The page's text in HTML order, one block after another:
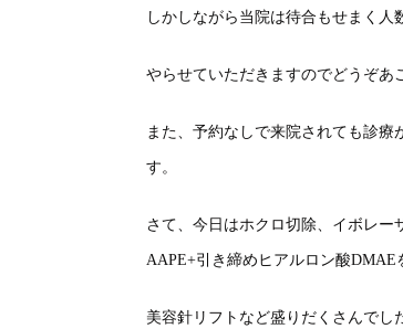
しかしながら当院は待合もせまく
やらせていただきますのでどうぞあ
また、予約なしで来院されても診
す。
さて、今日はホクロ切除、イボレー
AAPE+引き締めヒアルロン酸DMAE
美容針リフトなど盛りだくさんでし